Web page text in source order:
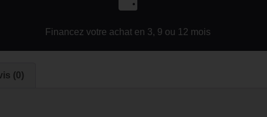
Financez votre achat en 3, 9 ou 12 mois
(0)